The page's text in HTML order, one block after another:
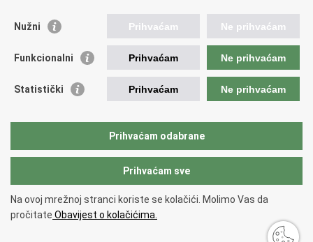
Važne poveznice
Vlada Republike Hrvatske
Registar neprofitnih organizacija
Nacionalna zaklada za razvoj civilnoga društva
Copyright © 2026 Ured za udruge.
pristupačnosti
Nužni Prihvaćam Ne prihvaćam
Funkcionalni Prihvaćam Ne prihvaćam
Statistički Prihvaćam Ne prihvaćam
Prihvaćam odabrane
Prihvaćam sve
Na ovoj mrežnoj stranci koriste se kolačići. Molimo Vas da
pročitate Obavijest o kolačićima.